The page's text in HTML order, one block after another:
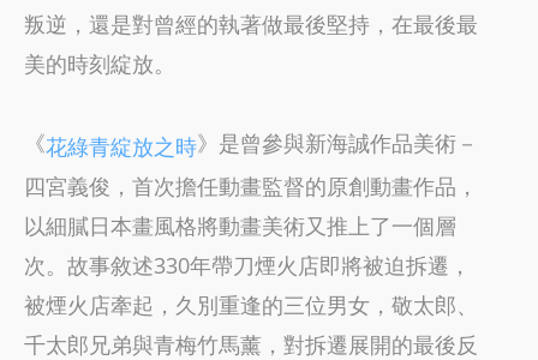
叛逆，還是對曾經的執著做最後堅持，在最後最
美的時刻綻放。
《花綠青綻放之時》是曾參與新海誠作品美術－
四宮義俊，首次擔任動畫監督的原創動畫作品，
以細膩日本畫風格將動畫美術又推上了一個層
次。故事敘述330年帶刀煙火店即將被迫拆遷，
被煙火店牽起，久別重逢的三位男女，敬太郎、
千太郎兄弟與青梅竹馬薰，對拆遷展開的最後反